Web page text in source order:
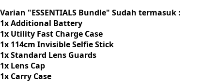
Varian "ESSENTIALS Bundle" Sudah termasuk :
1x Additional Battery
1x Utility Fast Charge Case
1x 114cm Invisible Selfie Stick
1x Standard Lens Guards
1x Lens Cap
1x Carry Case